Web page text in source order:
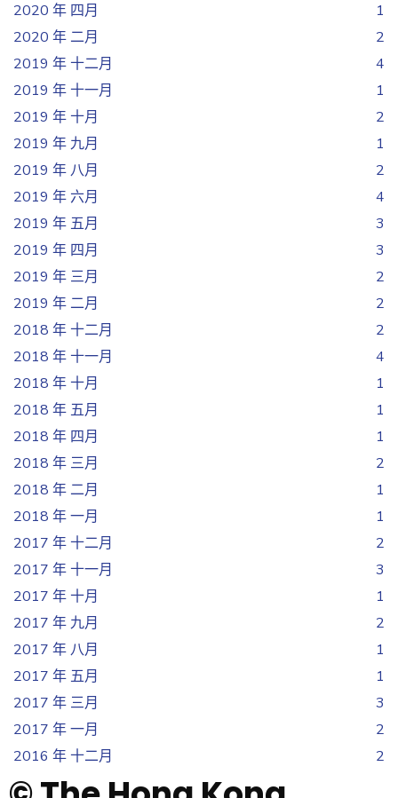
2020 年 四月
1
2020 年 二月
2
2019 年 十二月
4
2019 年 十一月
1
2019 年 十月
2
2019 年 九月
1
2019 年 八月
2
2019 年 六月
4
2019 年 五月
3
2019 年 四月
3
2019 年 三月
2
2019 年 二月
2
2018 年 十二月
2
2018 年 十一月
4
2018 年 十月
1
2018 年 五月
1
2018 年 四月
1
2018 年 三月
2
2018 年 二月
1
2018 年 一月
1
2017 年 十二月
2
2017 年 十一月
3
2017 年 十月
1
2017 年 九月
2
2017 年 八月
1
2017 年 五月
1
2017 年 三月
3
2017 年 一月
2
2016 年 十二月
2